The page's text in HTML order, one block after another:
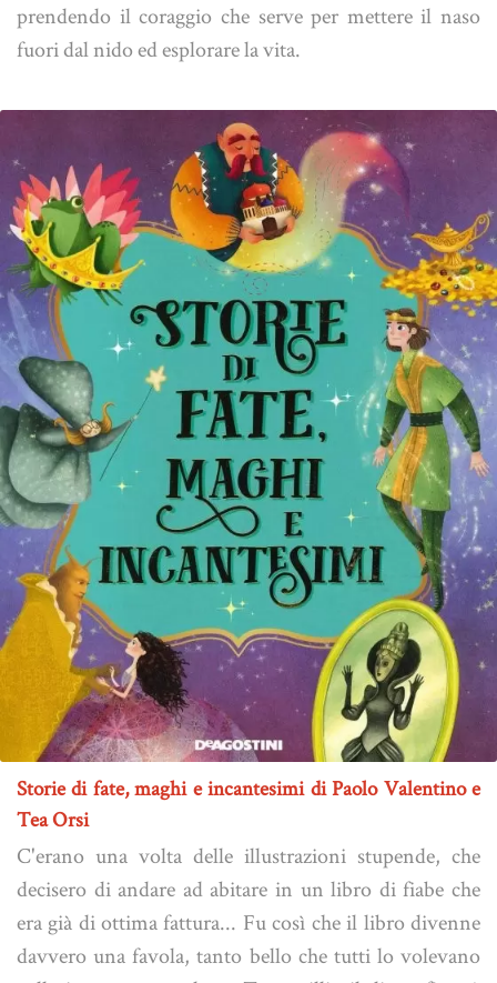
prendendo il coraggio che serve per mettere il naso
fuori dal nido ed esplorare la vita.
Storie di fate, maghi e incantesimi di Paolo Valentino e
Tea Orsi
C'erano una volta delle illustrazioni stupende, che
decisero di andare ad abitare in un libro di fiabe che
era già di ottima fattura... Fu così che il libro divenne
davvero una favola, tanto bello che tutti lo volevano